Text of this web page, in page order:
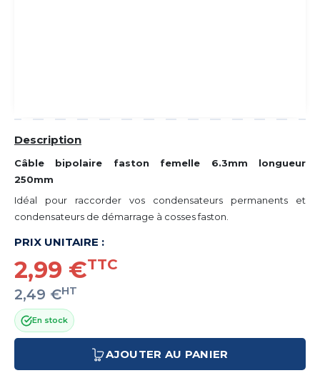
Description
Câble bipolaire faston femelle 6.3mm longueur
250mm
Idéal pour raccorder vos condensateurs permanents et
condensateurs de démarrage à cosses faston.
PRIX UNITAIRE :
2,99 €TTC
2,49 €HT
En stock
AJOUTER AU PANIER